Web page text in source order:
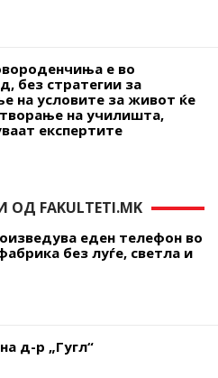
е во
без стратегии за
на условите за живот ќе
на училишта,
експертите
FAKULTETI.MK
еден телефон во
без луѓе, светла и
д-р „Гугл“